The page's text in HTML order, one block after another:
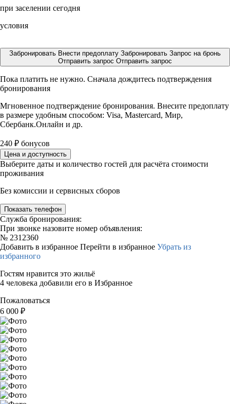
при заселении сегодня
условия
Забронировать Внести предоплату Забронировать Запрос на бронь
Отправить запрос Отправить запрос
Пока платить не нужно. Сначала дождитесь подтверждения
бронирования
Мгновенное подтверждение бронирования. Внесите предоплату
в размере удобным способом: Visa, Mastercard, Мир,
Сбербанк.Онлайн и др.
240 ₽ бонусов
Цена и доступность
Выберите даты и количество гостей для расчёта стоимости
проживания
Без комиссии и сервисных сборов
Показать телефон
Служба бронирования:
При звонке назовите номер объявления:
№ 2312360
Добавить в избранное Перейти в избранное Убрать из
избранного
Гостям нравится это жильё
4 человека добавили его в Избранное
Пожаловаться
6 000 ₽